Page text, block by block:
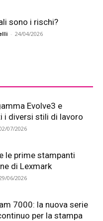
sono i rischi?
- 24/04/2026
Evolve3 e
i diversi stili di lavoro
07/2026
le prime stampanti
di Lexmark
06/2026
7000: la nuova serie
per la stampa